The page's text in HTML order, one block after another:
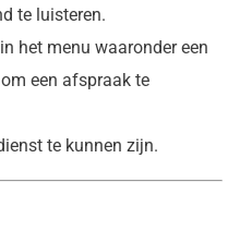
te luisteren.
het menu waaronder een
een afspraak te
te kunnen zijn.